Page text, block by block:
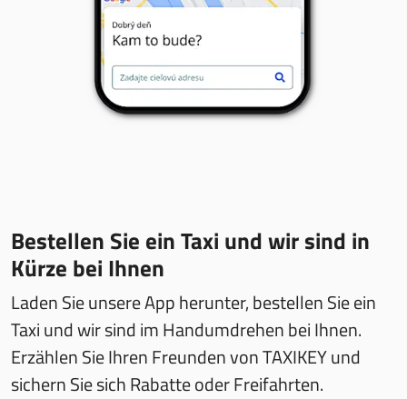
Bestellen Sie ein Taxi und wir sind in
Kürze bei Ihnen
Laden Sie unsere App herunter, bestellen Sie ein
Taxi und wir sind im Handumdrehen bei Ihnen.
Erzählen Sie Ihren Freunden von TAXIKEY und
sichern Sie sich Rabatte oder Freifahrten.